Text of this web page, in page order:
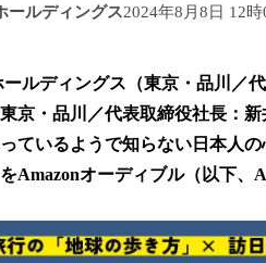
ルディングス2024年8月8日 12時
ルディングス（東京・品川／
京・品川／代表取締役社長：
ているようで知らない日本人
Amazonオーディブル（以下